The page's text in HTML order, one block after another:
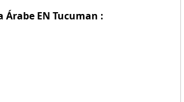
Árabe EN Tucuman :